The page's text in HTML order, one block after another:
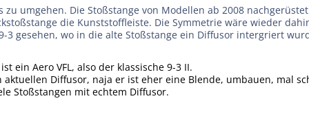
zu umgehen. Die Stoßstange von Modellen ab 2008
die Kunststoffleiste. Die Symmetrie wäre wieder
3 gesehen, wo in die alte Stoßstange ein Diffusor intergriert
ein Aero VFL, also der klassische 9-3 II.
Diffusor, naja er ist eher eine Blende, umbauen, mal
Stoßstangen mit echtem Diffusor.